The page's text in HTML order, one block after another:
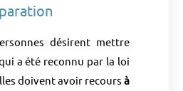
désirent mettre
a été reconnu par la loi
doivent avoir recours à